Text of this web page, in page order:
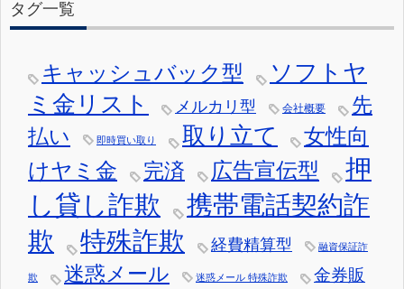
タグ一覧
キャッシュバック型
ソフトヤ
ミ金リスト
メルカリ型 会社概要
先
払い
即時買い取り 取り立て
女性向
けヤミ金
完済 広告宣伝型
押
し貸し詐欺
携帯電話契約詐
欺
特殊詐欺 経費精算型 融資保証詐
欺 迷惑メール 迷惑メール 特殊詐欺
金券販